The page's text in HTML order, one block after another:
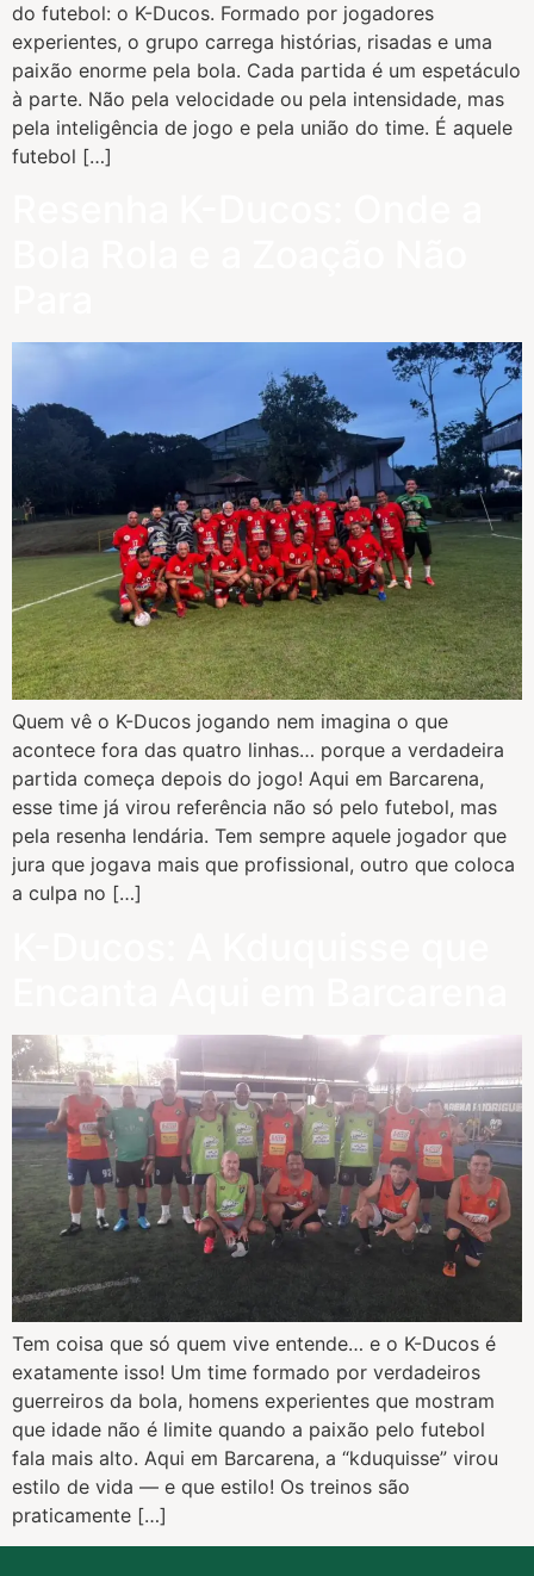
do futebol: o K-Ducos. Formado por jogadores
experientes, o grupo carrega histórias, risadas e uma
paixão enorme pela bola. Cada partida é um espetáculo
à parte. Não pela velocidade ou pela intensidade, mas
pela inteligência de jogo e pela união do time. É aquele
futebol […]
Quem vê o K-Ducos jogando nem imagina o que
acontece fora das quatro linhas… porque a verdadeira
partida começa depois do jogo! Aqui em Barcarena,
esse time já virou referência não só pelo futebol, mas
pela resenha lendária. Tem sempre aquele jogador que
jura que jogava mais que profissional, outro que coloca
a culpa no […]
Tem coisa que só quem vive entende… e o K-Ducos é
exatamente isso! Um time formado por verdadeiros
guerreiros da bola, homens experientes que mostram
que idade não é limite quando a paixão pelo futebol
fala mais alto. Aqui em Barcarena, a “kduquisse” virou
estilo de vida — e que estilo! Os treinos são
praticamente […]